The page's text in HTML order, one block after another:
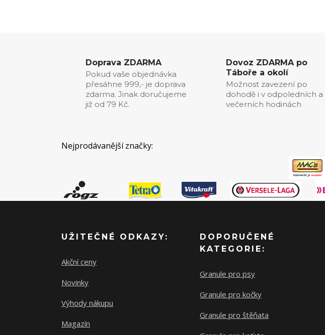
Doprava ZDARMA
Pokud vaše objednávka
přesáhne 999,- je doprava
zdarma. Jinak doručujeme
již od 79 Kč.
Dovoz ZDARMA po
Táboře a okolí
Možnost zavezení po
dohodě i v odpoledních a
večerních hodinách
Nejprodávanější značky:
UŽITEČNÉ ODKAZY:
Akční ceny
Novinky
Výhody nákupu
Magazín
DOPORUČENÉ
KATEGORIE:
Granule pro psy
Granule pro kočky
Granule pro štěňata